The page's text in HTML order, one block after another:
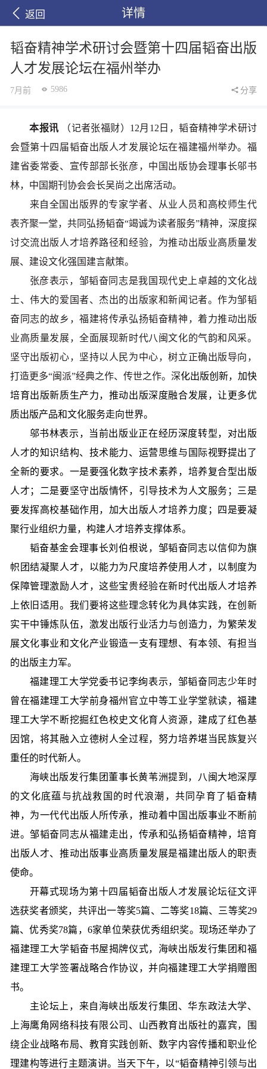
返回 详情
韬奋精神学术研讨会暨第十四届韬奋出版
人才发展论坛在福州举办
7月前 5986 分享
本报讯 （记者张福财）12月12日，韬奋精神学术研讨
会暨第十四届韬奋出版人才发展论坛在福建福州举办。福
建省委常委、宣传部部长张彦，中国出版协会理事长邬书
林，中国期刊协会会长吴尚之出席活动。
来自全国出版界的专家学者、从业人员和高校师生代
表齐聚一堂，共同弘扬韬奋“竭诚为读者服务”精神，深度探
讨交流出版人才培养路径和经验，为推动出版业高质量发
展、建设文化强国建言献策。
张彦表示，邹韬奋同志是我国现代史上卓越的文化战
士、伟大的爱国者、杰出的出版家和新闻记者。作为邹韬
奋同志的故乡，福建将传承弘扬韬奋精神，着力推动出版
业高质量发展，全面展现新时代八闽文化的气韵和风采。
坚守出版初心，坚持以人民为中心，树立正确出版导向，
打造更多“闽派”经典之作、传世之作。深化出版创新，加快
培育出版新质生产力，推动出版深度融合发展，让更多优
质出版产品和文化服务走向世界。
邬书林表示，当前出版业正在经历深度转型，对出版
人才的知识结构、技术能力、运营思维与国际视野提出了
全新的要求。一是要强化数字技术素养，培养复合型出版
人才；二是要坚守出版情怀，引导技术为人文服务；三是
要发挥高校基础作用，加大出版人才培养力度；四是要凝
聚行业组织力量，构建人才培养支撑体系。
韬奋基金会理事长刘伯根说，邹韬奋同志以信仰为旗
帜团结凝聚人才，以能力为尺度培养使用人才，以制度为
保障管理激励人才，这些宝贵经验在新时代出版人才培养
上依旧适用。我们要将这些理念转化为具体实践，在创新
实干中锤炼队伍，激发出版行业活力与创造力，为繁荣发
展文化事业和文化产业锻造一支有理想、有本领、有担当
的出版主力军。
福建理工大学党委书记李绚表示，邹韬奋同志少年时
曾在福建理工大学前身福州官立中等工业学堂就读，福建
理工大学不断挖掘红色校史文化育人资源，建成了红色基
因馆，将其融入立德树人全过程，努力培养堪当民族复兴
重任的时代新人。
海峡出版发行集团董事长黄苇洲提到，八闽大地深厚
的文化底蕴与抗战救国的时代浪潮，共同孕育了韬奋精
神，为一代代出版人所传承，推动着中国出版事业不断前
进。邹韬奋同志从福建走出，传承和弘扬韬奋精神，培育
出版人才、推动出版事业高质量发展是福建出版人的职责
使命。
开幕式现场为第十四届韬奋出版人才发展论坛征文评
选获奖者颁奖，共评出一等奖5篇、二等奖18篇、三等奖29
篇、优秀奖78篇，6家单位荣获优秀组织奖。现场还举办了
福建理工大学韬奋书屋揭牌仪式，海峡出版发行集团和福
建理工大学签署战略合作协议，并向福建理工大学捐赠图
书。
主论坛上，来自海峡出版发行集团、华东政法大学、
上海鹰角网络科技有限公司、山西教育出版社的嘉宾，围
绕企业战略布局、教育实践创新、数字内容传播和职业伦
理建构等进行主题演讲。当天下午，以“韬奋精神引领与出